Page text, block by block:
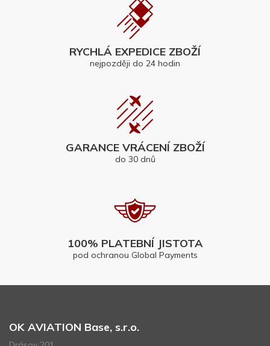
RYCHLÁ EXPEDICE ZBOŽÍ
nejpozději do 24 hodin
GARANCE VRÁCENÍ ZBOŽÍ
do 30 dnů
100% PLATEBNÍ JISTOTA
pod ochranou Global Payments
OK AVIATION Base, s.r.o.